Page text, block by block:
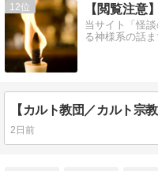
12 【閲覧注意
当サイト「怪
る神様系の話
2日前